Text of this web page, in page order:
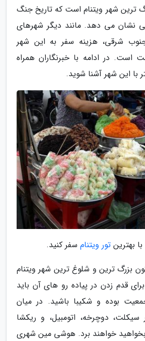
ترین شهر ویتنام است که تاریخ جنگ
نشان می دهد. مانند دیگر شهرهای
شرقی، هزینه سفر به این شهر
است. در ادامه با خبرنگاران همراه
با این شهر آشنا شوید.
بهترین تور ویتنام سفر کنید.
بزرگ ترین و شلوغ ترین شهر ویتنام
قدم زدن در پیاده رو های آن باید
بوده و شکیبا باشید. در میان
سیکلت، دوچرخه، اتومبیل، و ریکشا
خواهند برد. هوشی مین شهری